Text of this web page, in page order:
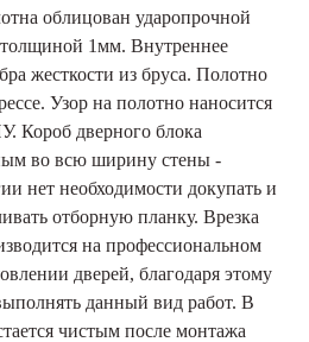
облицован ударопрочной
1мм. Внутреннее
жесткости из бруса. Полотно
Узор на полотно наносится
Короб дверного блока
во всю ширину стены -
нет необходимости докупать и
отборную планку. Врезка
на профессиональном
дверей, благодаря этому
данный вид работ. В
чистым после монтажа